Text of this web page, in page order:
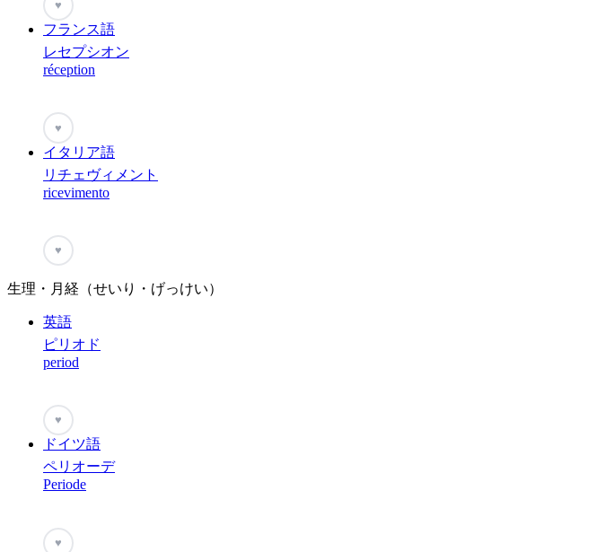
♥
フランス語
レセプシオン
réception
♥
イタリア語
リチェヴィメント
ricevimento
♥
生理・月経（せいり・げっけい）
英語
ピリオド
period
♥
ドイツ語
ペリオーデ
Periode
♥